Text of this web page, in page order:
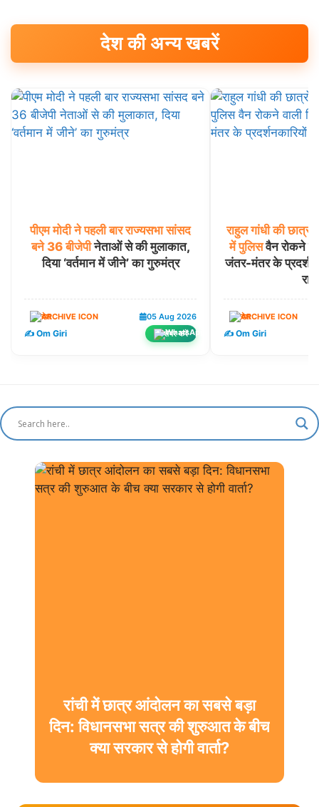
देश की अन्य खबरें
पीएम मोदी ने पहली बार राज्यसभा सांसद
बने 36 बीजेपीनेताओं से की मुलाकात,
दिया ‘वर्तमान में जीने’ का गुरुमंत्र
देश 05 Aug 2026
✍️ Om Giri शेयर करें
राहुल गांधी की छात्रों
में पुलिसवैन रोकने
जंतर-मंतर के
राज
देश
✍️ Om Giri
रांची में छात्र आंदोलन का सबसे बड़ा
दिन: विधानसभा सत्र की शुरुआत के बीच
क्या सरकार से होगी वार्ता?